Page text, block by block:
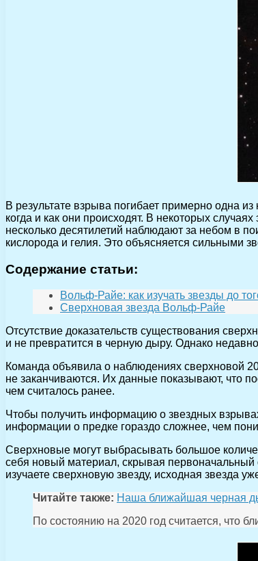
В результате взрыва погибает примерно одна
когда и как они происходят. В некоторых
несколько десятилетий наблюдают за небом в
кислорода и гелия. Это объясняется сильными
Содержание статьи:
Вольф-Райе: как изучать звезды до
Сверхновая звезда Вольф-Райе
Отсутствие доказательств существования
и не превратится в черную дыру. Однако
Команда объявила о наблюдениях сверхновой
не заканчиваются. Их данные показывают, что
чем считалось ранее.
Чтобы получить информацию о звездных
информации о предке гораздо сложнее, чем
Сверхновые могут выбрасывать большое
себя новый материал, скрывая первоначальный
изучаете сверхновую звезду, исходная звезда
Читайте также: Наша ближайшая черная
По состоянию на 2020 год считается, что